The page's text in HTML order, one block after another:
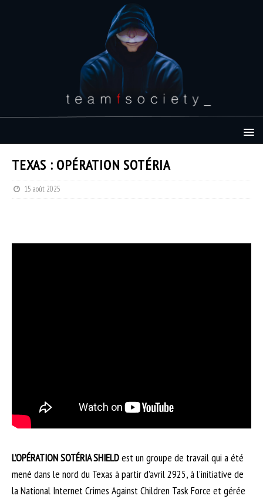
TEXAS : OPÉRATION SOTÉRIA
15 août 2025
L’OPÉRATION SOTÉRIA SHIELDest un groupe de travail qui a été
mené dans le nord du Texas à partir d’avril 2925, à l’initiative de
la National Internet Crimes Against Children Task Force et gérée